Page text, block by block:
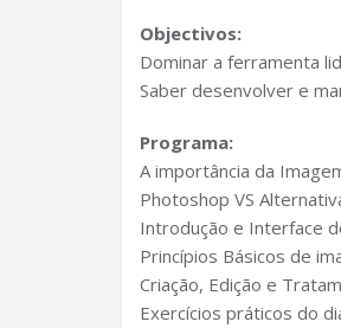
Objectivos:
Dominar a ferramenta
Saber desenvolver e
Programa:
A importância da
Photoshop VS
Introdução e Interface
Princípios Básicos de
Criação, Edição e
Exercícios práticos do